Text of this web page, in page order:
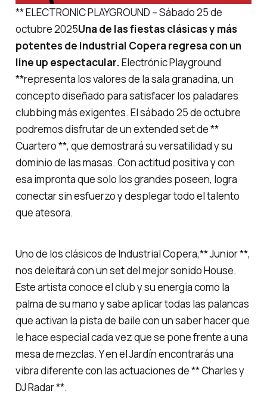
** ELECTRONIC PLAYGROUND – Sábado 25 de
octubre 2025Una de las fiestas clásicas y más
potentes de Industrial Copera regresa con un
line up espectacular.Electrónic Playground
**representa los valores de la sala granadina, un
concepto diseñado para satisfacer los paladares
clubbing más exigentes. El sábado 25 de octubre
podremos disfrutar de un extended set de **
Cuartero **, que demostrará su versatilidad y su
dominio de las masas. Con actitud positiva y con
esa impronta que solo los grandes poseen, logra
conectar sin esfuerzo y desplegar todo el talento
que atesora.
Uno de los clásicos de Industrial Copera,** Junior **,
nos deleitará con un set del mejor sonido House.
Este artista conoce el club y su energía como la
palma de su mano y sabe aplicar todas las palancas
que activan la pista de baile con un saber hacer que
le hace especial cada vez que se pone frente a una
mesa de mezclas. Y en el Jardín encontrarás una
vibra diferente con las actuaciones de ** Charles y
DJ Radar **.